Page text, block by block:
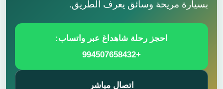
بسيارة مريحة وسائق يعرف الطريق.
احجز رحلة شاهداغ عبر واتساب:
+994507658432
اتصال مباشر